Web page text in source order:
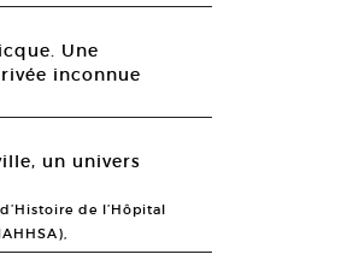
Une
inconnue
un univers
de l’Hôpital